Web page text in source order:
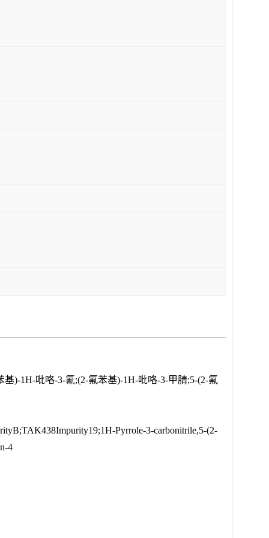
)-1H-吡咯-3-氰;(2-氟苯基)-1H-吡咯-3-甲腈;5-(2-氟
Pyrrole-3-carbonitrile,5-(2-
4